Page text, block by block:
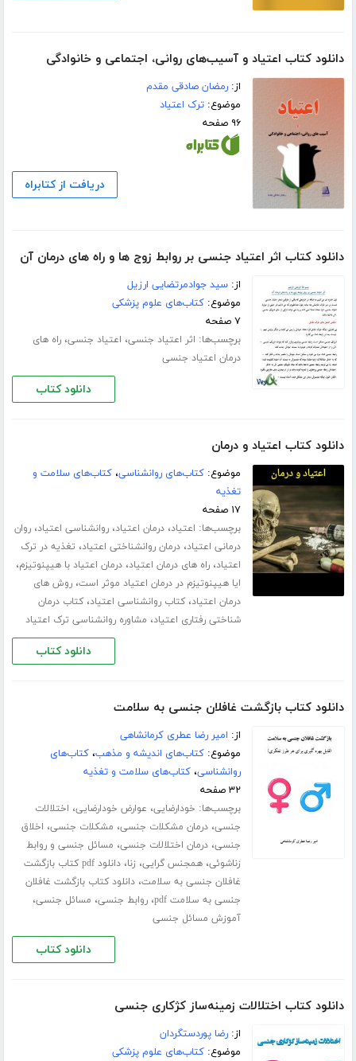
دانلود کتاب اعتیاد و آسیب‌های روانی، اجتماعی و خانوادگی
از:رمضان صادقی مقدم
موضوع:ترک اعتیاد
۹۶ صفحه
دریافت از کتابراه
دانلود کتاب اثر اعتیاد جنسی بر روابط زوج ها و راه های درمان آن
از:سید جوادمرتضایی ارزیل
موضوع:کتاب‌های علوم پزشکی
۷ صفحه
برچسب‌ها: اثر اعتیاد جنسی، اعتیاد جنسی،راه های
درمان اعتیاد جنسی
دانلود کتاب
دانلود کتاب اعتیاد و درمان
موضوع:کتاب‌های روانشناسی،کتاب‌های سلامت و
تغذیه
۱۷ صفحه
برچسب‌ها: اعتیاد،درمان اعتیاد،روانشناسی اعتیاد،روان
درمانی اعتیاد،درمان روانشناختی اعتیاد، تغذیه در ترک
اعتیاد،راه های درمان اعتیاد،درمان اعتیاد با هیپنوتیزم،
ایا هیپنوتیزم در درمان اعتیاد موثر است،روش های
درمان اعتیاد،کتاب روانشناسی اعتیاد،کتاب درمان
شناختی رفتاری اعتیاد، مشاوره روانشناسی ترک اعتیاد
دانلود کتاب
دانلود کتاب بازگشت غافلان جنسی به سلامت
از: امیر رضا عطری کرمانشاهی
موضوع:کتاب‌های اندیشه و مذهب،کتاب‌های
روانشناسی،کتاب‌های سلامت و تغذیه
۳۲ صفحه
برچسب‌ها: خودارضایی، عوارض خودارضایی، اختلالات
جنسی،درمان مشکلات جنسی، مشکلات جنسی، اخلاق
جنسی،درمان اختلالات جنسی، مسائل جنسی و روابط
زناشوئی،همجنس گرایی، زنا،
دانلود pdf کتاب بازگشت
غافلان جنسی به سلامت،دانلود کتاب بازگشت غافلان
جنسی به سلامت pdf
،روابط جنسی، مسائل جنسی،
آموزش مسائل جنسی
دانلود کتاب
دانلود کتاب اختلالات زمینه‌ساز کژکاری جنسی
از:رضا پوردستگردان
موضوع:کتاب‌های علوم پزشکی